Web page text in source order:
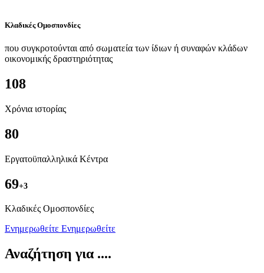
Κλαδικές Ομοσπονδίες
που συγκροτούνται από σωματεία των ίδιων ή συναφών κλάδων
οικονομικής δραστηριότητας
108
Χρόνια ιστορίας
80
Εργατοϋπαλληλικά Κέντρα
69+3
Kλαδικές Ομοσπονδίες
Ενημερωθείτε Ενημερωθείτε
Αναζήτηση για ....